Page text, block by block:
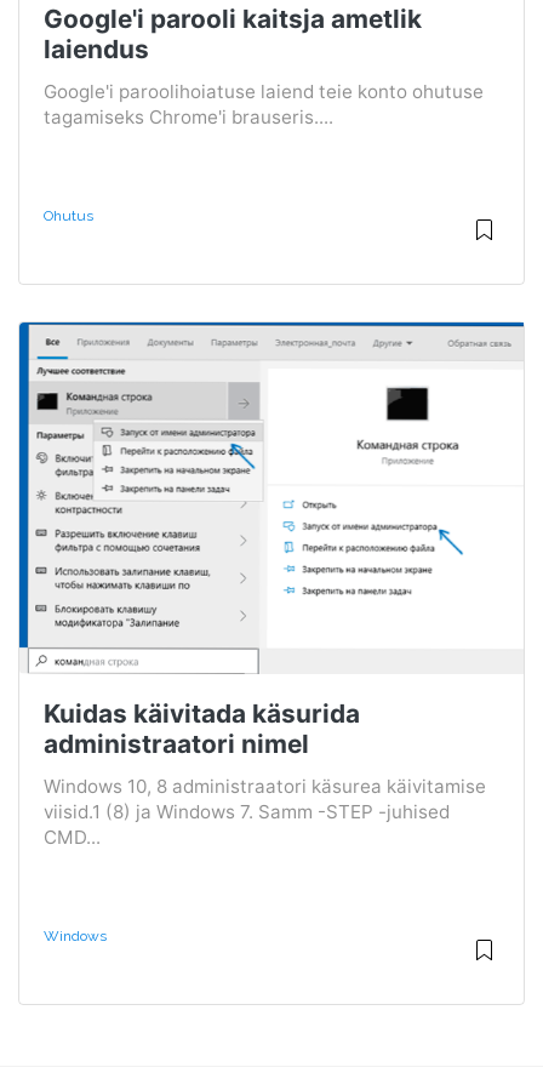
Google'i parooli kaitsja ametlik
laiendus
Google'i paroolihoiatuse laiend teie konto ohutuse
tagamiseks Chrome'i brauseris....
Ohutus
Kuidas käivitada käsurida
administraatori nimel
Windows 10, 8 administraatori käsurea käivitamise
viisid.1 (8) ja Windows 7. Samm -STEP -juhised
CMD...
Windows